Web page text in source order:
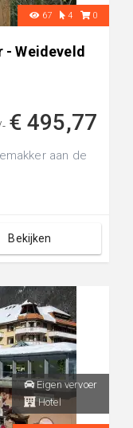
67 4 0
Weideveld
€ 495,77
aan de
Bekijken
Eigen vervoer
Hotel